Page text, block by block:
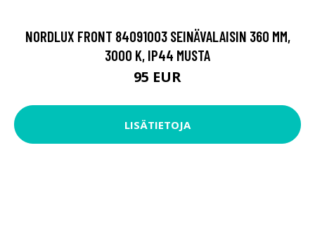
NORDLUX FRONT 84091003 SEINÄVALAISIN 360 MM,
3000 K, IP44 MUSTA
95 EUR
LISÄTIETOJA